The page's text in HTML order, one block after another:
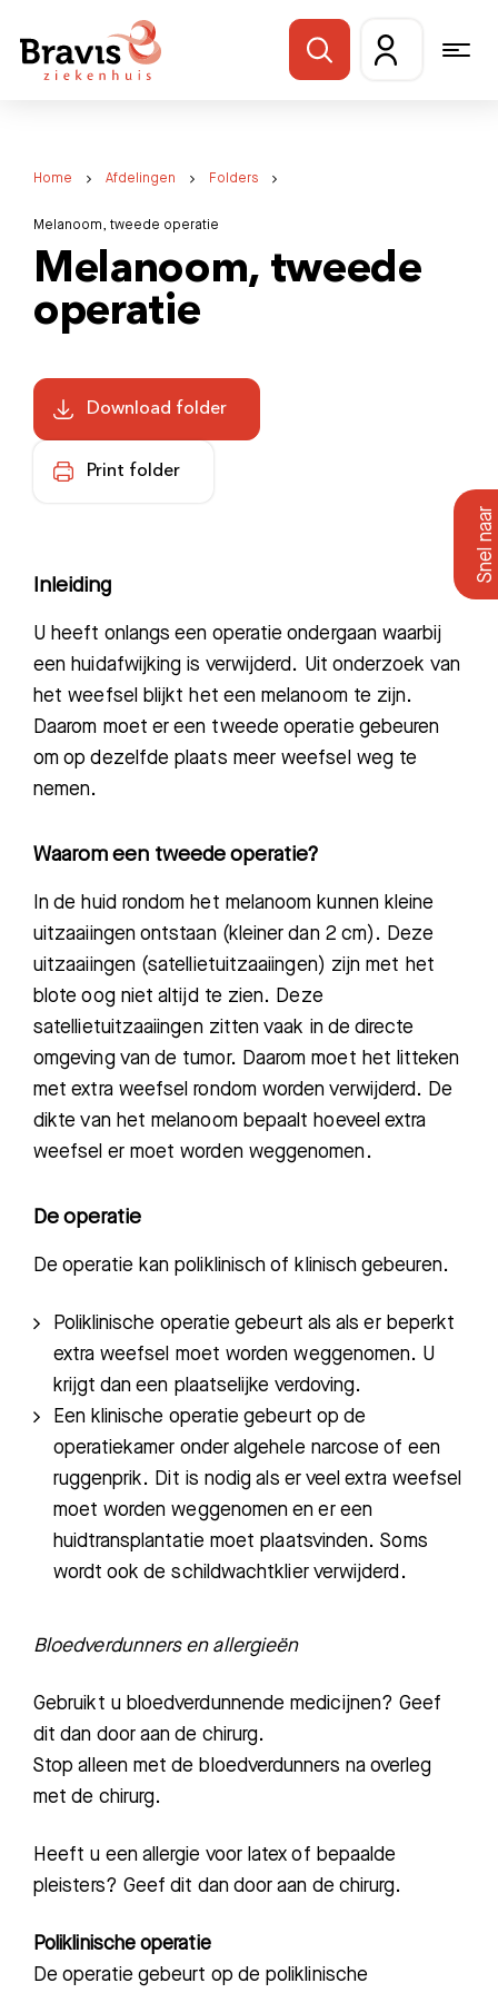
Home Afdelingen Folders
Melanoom, tweede operatie
Melanoom, tweede
operatie
Download folder
Print folder
Inleiding
U heeft onlangs een operatie ondergaan waarbij
een huidafwijking is verwijderd. Uit onderzoek van
het weefsel blijkt het eenmelanoom te zijn.
Daarom moet er een tweede operatie gebeuren
om op dezelfde plaats meer weefsel weg te
nemen.
Waarom een tweede operatie?
Inde huid rondom het melanoom kunnen kleine
uitzaaiingen ontstaan (kleiner dan 2 cm). Deze
uitzaaiingen (satellietuitzaaiingen) zijn met het
blote oog niet altijd te zien. Deze
satellietuitzaaiingen zitten vaak in de directe
omgeving van de tumor. Daarom moet het litteken
met extra weefsel rondom worden verwijderd. De
dikte van het melanoom bepaalt hoeveel extra
weefsel er moet worden weggenomen.
De operatie
De operatie kan poliklinisch of klinisch gebeuren.
Poliklinische operatie gebeurt als als er beperkt
extra weefsel moet worden weggenomen. U
krijgt dan een plaatselijke verdoving.
Een klinische operatie gebeurt op de
operatiekamer onder algehele narcose of een
ruggenprik. Dit is nodig als er veel extra weefsel
moet worden weggenomen en er een
huidtransplantatie moet plaatsvinden. Soms
wordt ook de schildwachtklier verwijderd.
Bloedverdunners en allergieën
Gebruikt u bloedverdunnende medicijnen? Geef
dit dan door aan de chirurg.
Stop alleen met de bloedverdunners na overleg
met de chirurg.
Heeft u een allergie voor latex of bepaalde
pleisters? Geef dit dan door aan de chirurg.
Poliklinische operatie
De operatie gebeurt op de poliklinische